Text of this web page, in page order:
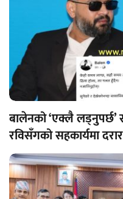
बालेनको ‘एक्लै लड्नुपर्छ’
रविसँगको सहकार्यमा